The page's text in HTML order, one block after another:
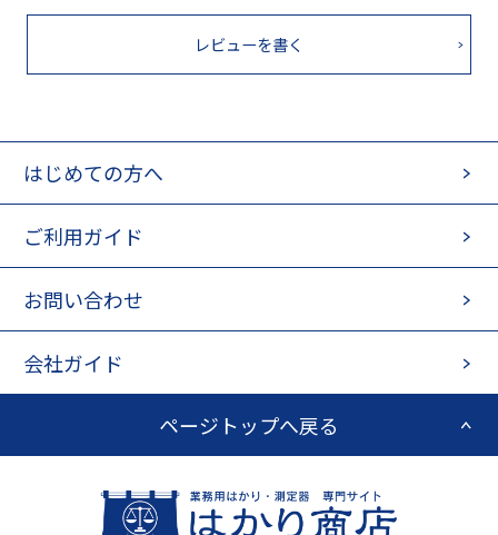
レビューを書く
はじめての方へ
ご利用ガイド
お問い合わせ
会社ガイド
ページトップへ戻る